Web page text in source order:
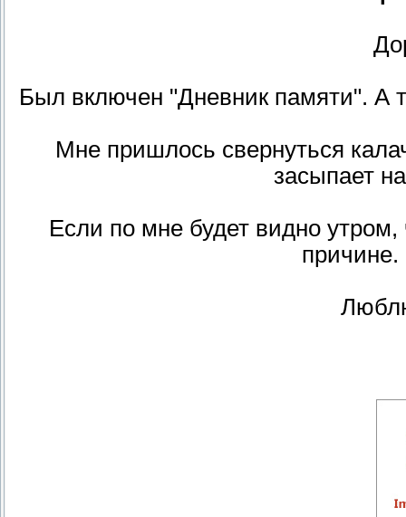
Был включен "Дневник памяти". А
Мне пришлось свернуться
засыпает
Если по мне будет видно
причине.